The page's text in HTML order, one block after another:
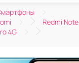
Redmi Note
4G